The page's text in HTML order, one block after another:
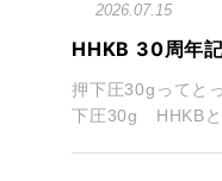
2026.07.15
HHKB 30周年
押下圧30gってと
下圧30g HHKBと